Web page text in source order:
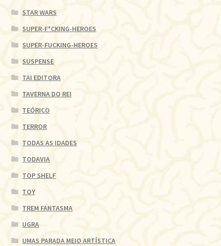
STAR WARS
SUPER-F*CKING-HEROES
SUPER-FUCKING-HEROES
SUSPENSE
TAI EDITORA
TAVERNA DO REI
TEÓRICO
TERROR
TODAS AS IDADES
TODAVIA
TOP SHELF
TOY
TREM FANTASMA
UGRA
UMAS PARADA MEIO ARTÍSTICA